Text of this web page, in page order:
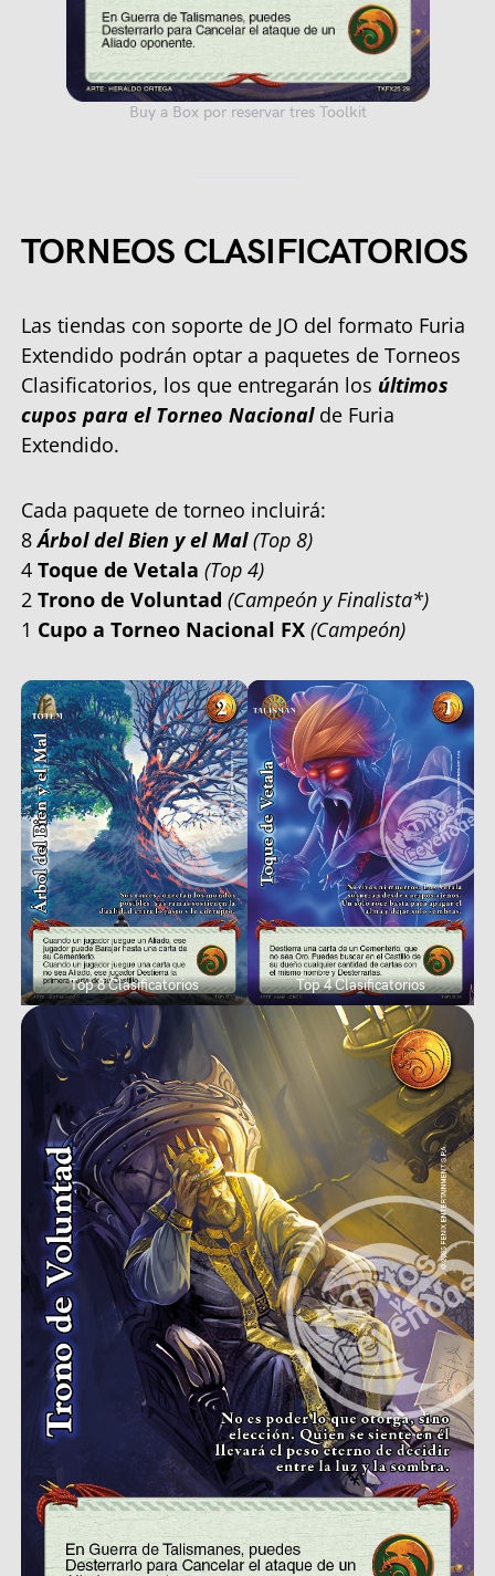
Buy a Box por reservar tres Toolkit
TORNEOS CLASIFICATORIOS
Las tiendas con soporte de JO del formato Furia
Extendido podrán optar a paquetes de Torneos
Clasificatorios, los que entregarán los últimos
cupos para el Torneo Nacionalde Furia
Extendido.
Cada paquete de torneo incluirá:
8Árbol del Bien y el Mal(Top 8)
4 Toque de Vetala (Top 4)
2 Trono de Voluntad (Campeón y Finalista*)
1 Cupo a Torneo Nacional FX (Campeón)
Top 8 Clasificatorios Top 4 Clasificatorios